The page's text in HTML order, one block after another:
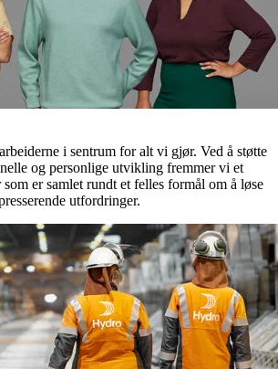
i sentrum for alt vi gjør. Ved å støtte
og personlige utvikling fremmer vi et
er samlet rundt et felles formål om å løse
utfordringer.